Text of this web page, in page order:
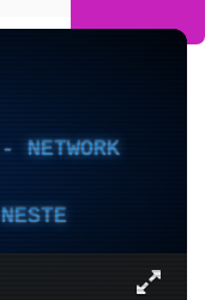
NETWORK